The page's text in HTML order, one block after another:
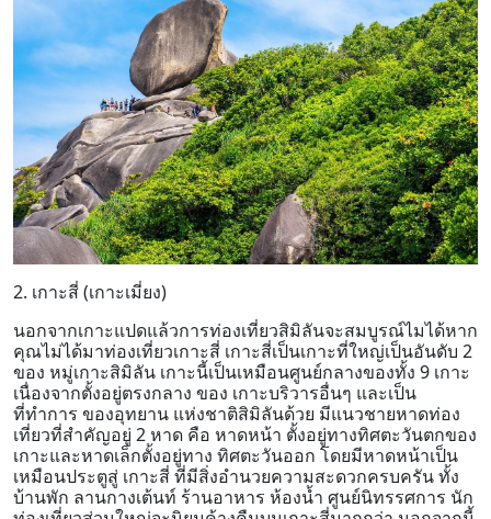
2. เกาะสี่ (เกาะเมี่ยง)
นอกจากเกาะแปดแล้วการท่องเที่ยวสิมิลันจะสมบูรณ์ไมได้หาก
คุณไม่ได้มาท่องเที่ยวเกาะสี่ เกาะสี่เป็นเกาะที่ใหญ่เป็นอันดับ 2
ของ หมู่เกาะสิมิลัน เกาะนี้เป็นเหมือนศูนย์กลางของทั้ง 9 เกาะ
เนื่องจากตั้งอยู่ตรงกลาง ของ เกาะบริวารอื่นๆ และเป็น
ที่ทำการ ของอุทยาน แห่งชาติสิมิลันด้วย มีแนวชายหาดท่อง
เที่ยวที่สำคัญอยู่ 2 หาด คือ หาดหน้า ตั้งอยู่ทางทิศตะวันตกของ
เกาะและหาดเล็กตั้งอยู่ทาง ทิศตะวันออก โดยมีหาดหน้าเป็น
เหมือนประตูสู่ เกาะสี่ ที่มีสิ่งอำนวยความสะดวกครบครัน ทั้ง
บ้านพัก ลานกางเต้นท์ ร้านอาหาร ห้องน้ำ ศูนย์นิทรรศการ นัก